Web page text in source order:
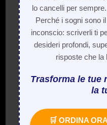
lo cancelli per
Perché i sogni sono
inconscio: scriverli ti
desideri profondi,
risposte che la
Trasforma le tue
la
🛒 ORDINA